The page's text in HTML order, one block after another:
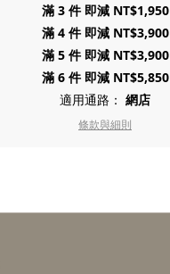
滿 3 件 即減 NT$1,950
滿 4 件 即減 NT$3,900
滿 5 件 即減 NT$3,900
滿 6 件 即減 NT$5,850
適用通路： 網店
條款與細則